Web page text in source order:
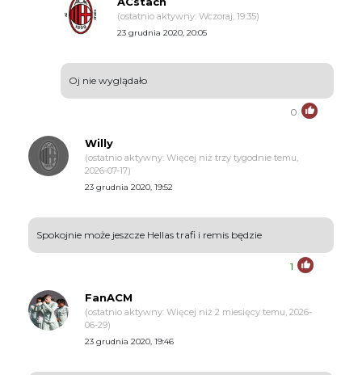
(ostatnio aktywny: Wczoraj, 19:35)
23 grudnia 2020, 20:05
Oj nie wyglądało
0
Willy
(ostatnio aktywny: Więcej niż trzy tygodnie temu,
2026-07-17)
23 grudnia 2020, 19:52
Spokojnie może jeszcze Hellas trafi i remis będzie
1
FanACM
(ostatnio aktywny: Więcej niż 2 miesięcy temu, 2026-
06-29)
23 grudnia 2020, 19:46